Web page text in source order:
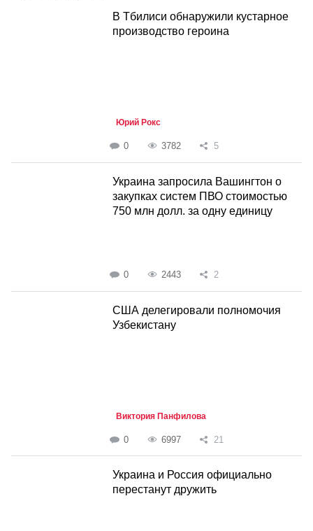
В Тбилиси обнаружили кустарное
производство героина
Юрий Рокс
0 3782 5
Украина запросила Вашингтон о
закупках систем ПВО стоимостью
750 млн долл. за одну единицу
0 2443 2
США делегировали полномочия
Узбекистану
Виктория Панфилова
0 6997 21
Украина и Россия официально
перестанут дружить